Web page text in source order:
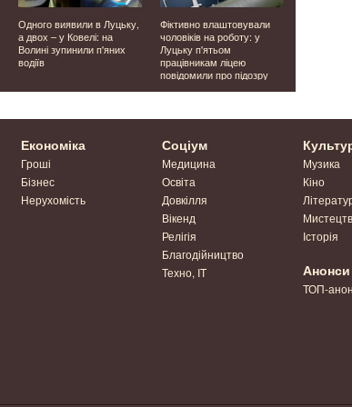
Одного виявили в Луцьку,
а двох – у Ковелі: на
Волині зупинили п'яних
водіїв
Фіктивно влаштовували
чоловіків на роботу: у
Луцьку п'ятьом
працівникам ліцею
повідомили про підозру
Економіка
Гроші
Бізнес
Нерухомість
Соціум
Медицина
Освіта
Довкілля
Вікенд
Релігія
Благодійництво
Техно, IT
Музика
Кіно
Історія
Анонси
ТОП-